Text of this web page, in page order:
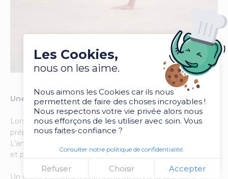
Les Cookies,
nous on les aime.
Nous aimons les Cookies car ils nous
permettent de faire des choses incroyables !
Nous respectons votre vie privée alors nous
nous efforçons de les utiliser avec soin. Vous
nous faites-confiance ?
Consulter notre politique de confidentialité.
Refuser Choisir Accepter
Une anecdote vécue avec les French Wingz
Lors d’une répétition dans un gymnase, les French Wingz
préparaient une démonstration pour un événement local.
L’ambiance était détendue, entre musique, échauffement
et petites blagues habituelles dans l’équipe.
Un jeune participant était venu observer la séance. Il